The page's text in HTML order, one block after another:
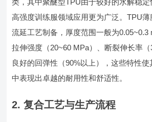
类，其中聚醚型TPU由于较好的水解稳
高强度训练服领域应用更为广泛。TPU
流延工艺制备，厚度范围一般为0.05~0.3
拉伸强度（20~60 MPa）、断裂伸长率（
良好的回弹性（90%以上），这些特性
中表现出卓越的耐用性和舒适性。
2. 复合工艺与生产流程